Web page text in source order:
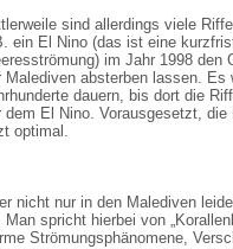
sind allerdings viele
ein El Nino (das ist eine
im Jahr 1998 den
Malediven absterben lassen. Es
dauern, bis dort die
dem El Nino. Vorausgesetzt, die
optimal.
nicht nur in den Malediven
Man spricht hierbei von
Strömungsphänomene,